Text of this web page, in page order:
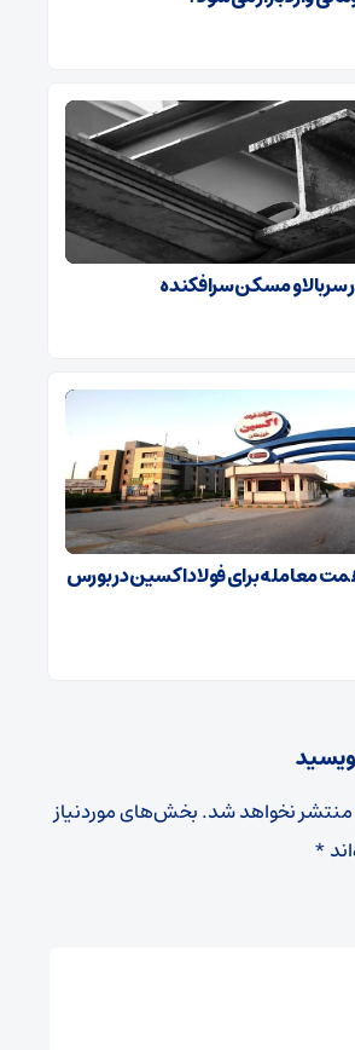
سربالا و مسکن سرافکنده
بیش از ۲.۱ همت معامله برای فولاد اکسین در بورس
نخواهد شد.بخش‌های موردنیاز
*